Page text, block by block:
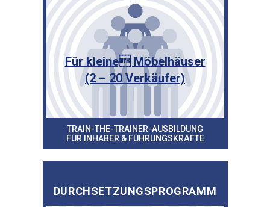
Für kleine Möbelhäuser
(2 – 20 Verkäufer)
TRAIN-THE-TRAINER-AUSBILDUNG
FÜR INHABER & FÜHRUNGSKRÄFTE
DURCHSETZUNGSPROGRAMM